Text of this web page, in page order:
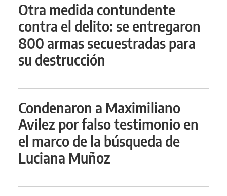
Otra medida contundente
contra el delito: se entregaron
800 armas secuestradas para
su destrucción
Condenaron a Maximiliano
Avilez por falso testimonio en
el marco de la búsqueda de
Luciana Muñoz